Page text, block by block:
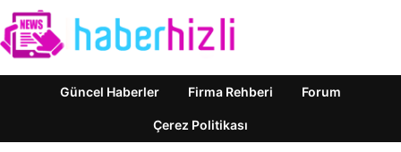
Güncel Haberler Firma Rehberi Forum
Çerez Politikası